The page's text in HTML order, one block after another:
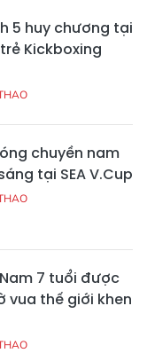
5 huy chương tại
Kickboxing
chuyền nam
tại SEA V.Cup
7 tuổi được
vua thế giới khen